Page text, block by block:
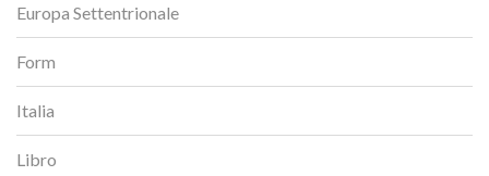
Europa Settentrionale
Form
Italia
Libro